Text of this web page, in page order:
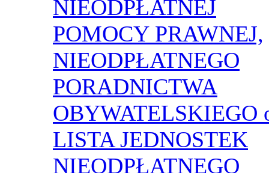
NIEODPŁATNEJ
POMOCY PRAWNEJ,
NIEODPŁATNEGO
PORADNICTWA
OBYWATELSKIEGO
LISTA JEDNOSTEK
NIEODPŁATNEGO